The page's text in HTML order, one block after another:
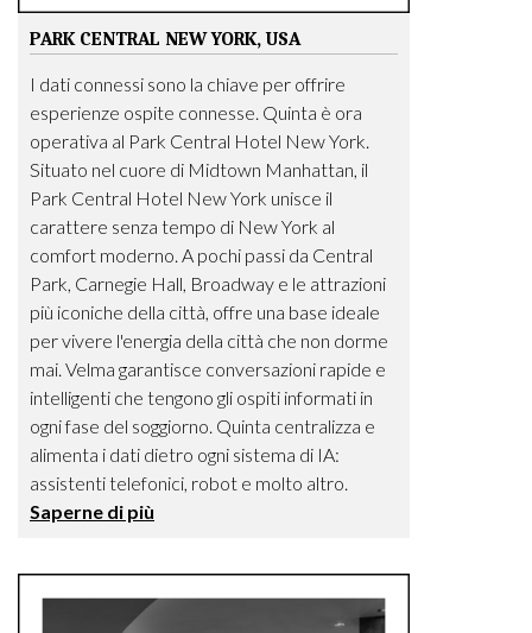
PARK CENTRAL NEW YORK, USA
I dati connessi sono la chiave per offrire
esperienze ospite connesse. Quinta è ora
operativa al Park Central Hotel New York.
Situato nel cuore di Midtown Manhattan, il
Park Central Hotel New York unisce il
carattere senza tempo di New York al
comfort moderno. A pochi passi da Central
Park, Carnegie Hall, Broadway e le attrazioni
più iconiche della città, offre una base ideale
per vivere l'energia della città che non dorme
mai. Velma garantisce conversazioni rapide e
intelligenti che tengono gli ospiti informati in
ogni fase del soggiorno. Quinta centralizza e
alimenta i dati dietro ogni sistema di IA:
assistenti telefonici, robot e molto altro.
Saperne di più